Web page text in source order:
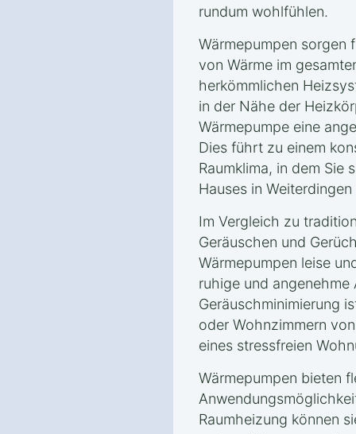
rundum wohlfühlen.
Wärmepumpen sorgen
von Wärme im
herkömmlichen
in der Nähe der
Wärmepumpe eine
Dies führt zu einem
Raumklima, in dem Sie
Hauses in
Im Vergleich zu
Geräuschen und
Wärmepumpen leise
ruhige und angenehme
Geräuschminimierung
oder Wohnzimmern
eines stressfreien
Wärmepumpen bieten
Raumheizung können